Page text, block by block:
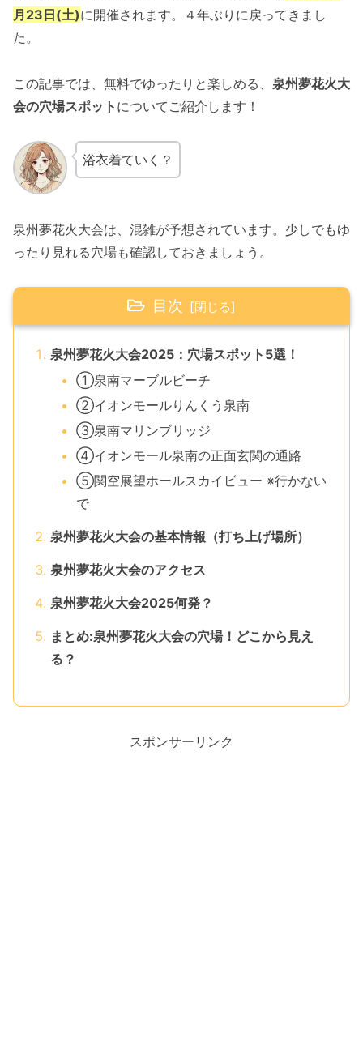
月23日(土)に開催されます。４年ぶりに戻ってきまし
た。
この記事では、無料でゆったりと楽しめる、 泉州夢花火大
会の穴場スポット についてご紹介します！
浴衣着ていく？
泉州夢花火大会は、混雑が予想されています。少しでもゆ
ったり見れる穴場も確認しておきましょう。
目次
泉州夢花火大会2025：穴場スポット5選！
①泉南マーブルビーチ
②イオンモールりんくう泉南
③泉南マリンブリッジ
④イオンモール泉南の正面玄関の通路
⑤関空展望ホールスカイビュー ※行かない
で
泉州夢花火大会の基本情報（打ち上げ場所）
泉州夢花火大会のアクセス
泉州夢花火大会2025何発？
まとめ:泉州夢花火大会の穴場！どこから見え
る？
スポンサーリンク